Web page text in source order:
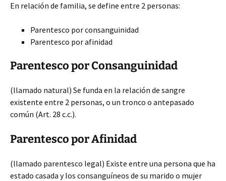
En relación de familia, se define entre 2 personas:
Parentesco por consanguinidad
Parentesco por afinidad
Parentesco por Consanguinidad
(llamado natural) Se funda en la relación de sangre
existente entre 2 personas, o un tronco o antepasado
común (Art. 28 c.c.).
Parentesco por Afinidad
(llamado parentesco legal) Existe entre una persona que ha
estado casada y los consanguíneos de su marido o mujer